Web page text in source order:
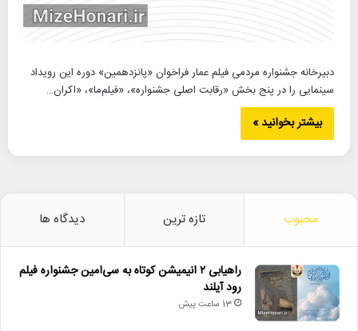
دبیرخانه جشنواره مردمی فیلم عمار فراخوان «پانزدهمین» دوره این رویداد
سینمایی را در پنج بخش «رقابت اصلی جشنواره»، «فیلم‌ما»، «اکران…
بیشتر بخوانید »
محبوب تازه ترین دیدگاه ها
راهیابی ۲ انیمیشن کوتاه به سی‌امین جشنواره فیلم
رود آیلند
13 ساعت پیش